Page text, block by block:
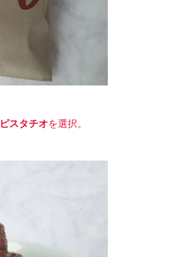
ピスタチオを選択。